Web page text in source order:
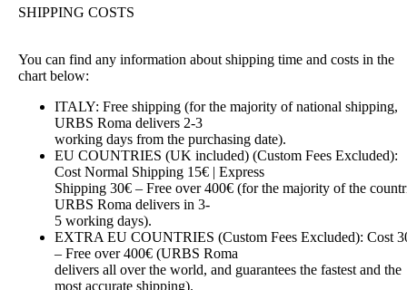
SHIPPING COSTS
You can find any information about shipping time and costs in the
chart below:
ITALY: Free shipping (for the majority of national shipping,
URBS Roma delivers 2-3
working days from the purchasing date).
EU COUNTRIES (UK included) (Custom Fees Excluded):
Cost Normal Shipping 15€ | Express
Shipping 30€ – Free over 400€ (for the majority of the
URBS Roma delivers in 3-
5 working days).
EXTRA EU COUNTRIES (Custom Fees Excluded): Cost
– Free over 400€ (URBS Roma
delivers all over the world, and guarantees the fastest and the
most accurate shipping).